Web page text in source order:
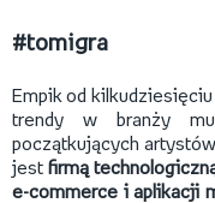
#tomigra
Empik od
trendy w branży
początkujących
jest firmą
e-commerce i aplikacji